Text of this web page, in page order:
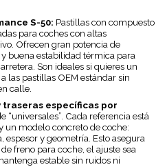
S-50: Pastillas con compuesto
para coches con altas
Ofrecen gran potencia de
buena estabilidad térmica para
Son ideales si quieres un
las pastillas OEM estándar sin
calle.
específicas por
“universales”. Cada referencia está
un modelo concreto de coche:
espesor y geometría. Esto asegura
freno para coche, el ajuste sea
estable sin ruidos ni